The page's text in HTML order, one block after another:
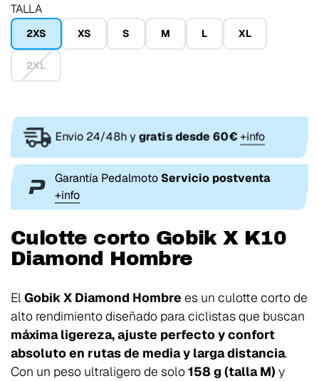
TALLA
2XS XS S M L XL
2XL
Envio 24/48h ygratis desde 60€+info
Garantía Pedalmoto Servicio postventa
+info
Culotte corto Gobik X K10
Diamond Hombre
El Gobik X Diamond Hombre es un culotte corto de
alto rendimiento diseñado para ciclistas que buscan
máxima ligereza, ajuste perfecto y confort
absoluto en rutas de media y larga distancia.
Con un peso ultraligero de solo158 g (talla M) y